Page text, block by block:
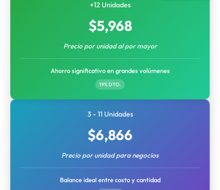
+12 Unidades
$5,968
Precio por unidad al por mayor
Ahorro significativo en grandes volúmenes
19% DTO.
3 - 11 Unidades
$6,866
Precio por unidad para negocios
Balance ideal entre costo y cantidad